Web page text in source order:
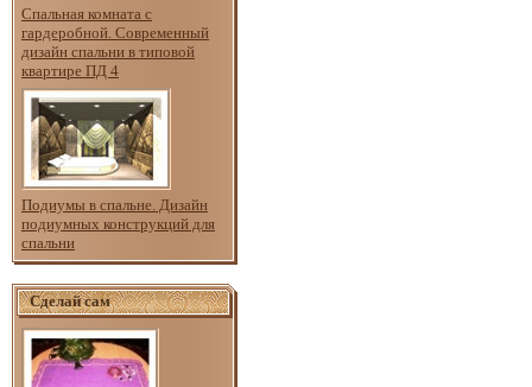
Спальная комната с
гардеробной. Современный
дизайн спальни в типовой
квартире ПД 4
Подиумы в спальне. Дизайн
подиумных конструкций для
спальни
Сделай сам